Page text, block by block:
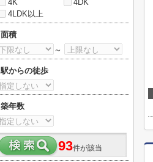
4K
4DK
4LDK以上
面積
～
駅からの徒歩
築年数
93件が該当